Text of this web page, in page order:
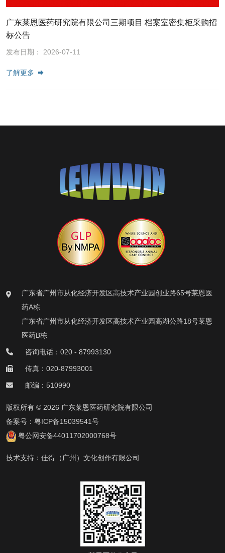
广东莱恩医药研究院有限公司三期项目 档案室密集柜采购招
标公告
发布日期： 2026-07-11
了解更多
广东省广州市从化经济开发区高技术产业园创业路65号莱恩医
药A栋
广东省广州市从化经济开发区高技术产业园高湖公路18号莱恩
医药B栋
咨询电话：020 - 87993130
传真：020-87993001
邮编：510990
版权所有 © 2026 广东莱恩医药研究院有限公司
备案号： 粤ICP备15039541号
粤公网安备44011702000768号
技术支持： 佳得（广州）文化创作有限公司